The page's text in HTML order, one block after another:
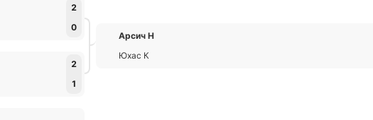
2
0
2
1
Арсич Н
Юхас К